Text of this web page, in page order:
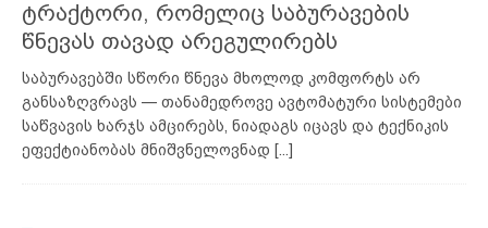
ტრაქტორი, რომელიც საბურავების
წნევას თავად არეგულირებს
საბურავებში სწორი წნევა მხოლოდ კომფორტს არ
განსაზღვრავს — თანამედროვე ავტომატური სისტემები
საწვავის ხარჯს ამცირებს, ნიადაგს იცავს და ტექნიკის
ეფექტიანობას მნიშვნელოვნად [...]